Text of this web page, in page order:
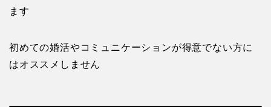
ます
初めての婚活やコミュニケーションが得意でない方に
はオススメしません